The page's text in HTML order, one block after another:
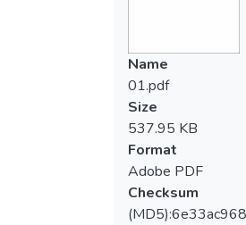
Name
01.pdf
Size
537.95 KB
Format
Adobe PDF
Checksum